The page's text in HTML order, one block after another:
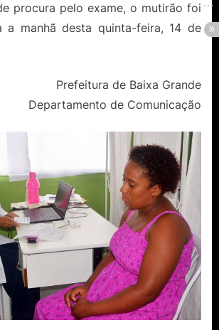
procura pelo exame, o mutirão foi
a manhã desta quinta-feira, 14 de
Prefeitura de Baixa Grande
Departamento de Comunicação